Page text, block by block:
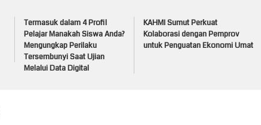
Termasuk dalam 4 Profil
Pelajar Manakah Siswa Anda?
Mengungkap Perilaku
Tersembunyi Saat Ujian
Melalui Data Digital
KAHMI Sumut Perkuat
Kolaborasi dengan Pemprov
untuk Penguatan Ekonomi Umat